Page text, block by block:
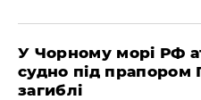
У Чорному морі РФ
судно під прапором
загиблі